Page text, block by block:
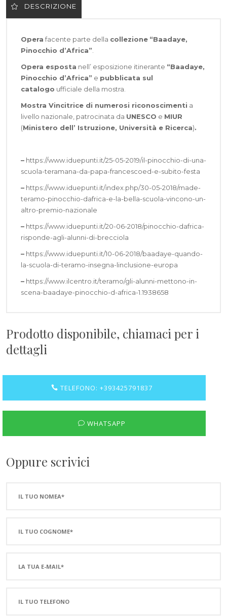
DESCRIZIONE
Opera facente parte della collezione “Baadaye,
Pinocchio d’Africa”
Opera esposta nell’ esposizione itinerante “Baadaye,
Pinocchio d’Africa” e pubblicata sul
catalogo ufficiale della mostra.
Mostra Vincitrice di numerosi riconoscimenti a
livello nazionale, patrocinata da UNESCO e MIUR
(Ministero dell’ Istruzione, Università e Ricerca).
–https://www.iduepunti.it/25-05-2019/il-pinocchio-di-una-
scuola-teramana-da-papa-francescoed-e-subito-festa
–https://www.iduepunti.it/index.php/30-05-2018/made-
teramo-pinocchio-dafrica-e-la-bella-scuola-vincono-un-
altro-premio-nazionale
–https://www.iduepunti.it/20-06-2018/pinocchio-dafrica-
risponde-agli-alunni-di-brecciola
–https://www.iduepunti.it/10-06-2018/baadaye-quando-
la-scuola-di-teramo-insegna-linclusione-europa
–https://www.ilcentro.it/teramo/gli-alunni-mettono-in-
scena-baadaye-pinocchio-d-africa-1.1938658
Prodotto disponibile, chiamaci per i
dettagli
TELEFONO: +393425791837
WHATSAPP
Oppure scrivici